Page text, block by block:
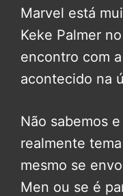
Marvel está
Keke Palmer
encontro com
acontecido na
Não sabemos
realmente
mesmo se
Men ou se é